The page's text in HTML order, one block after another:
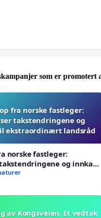
som er promotert
fra norske fastleger:
takstendringene og
ekstraordinært landsråd
norske fastleger:
og innkall
landsråd
av Kongsveien. Et vedtak